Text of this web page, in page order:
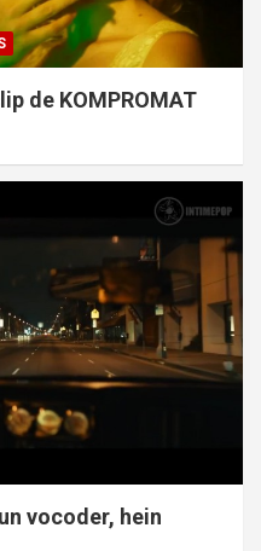
de KOMPROMAT
vocoder, hein